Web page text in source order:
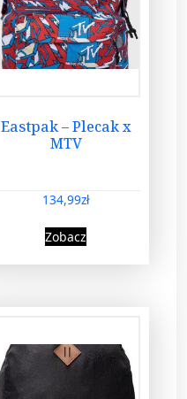
Eastpak – Plecak x
MTV
134,99zł
Zobacz